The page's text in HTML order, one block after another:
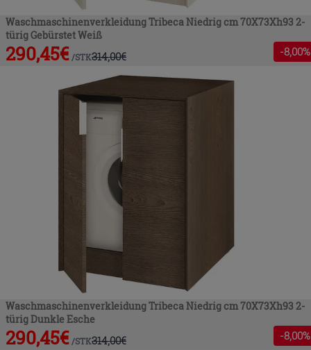
Waschmaschinenverkleidung Tribeca Niedrig cm 70X73Xh93 2-
türig Gebürstet Weiß
290,45€ /STK314,00€ -8,00%
Waschmaschinenverkleidung Tribeca Niedrig cm 70X73Xh93 2-
türig Dunkle Esche
290,45€ /STK314,00€ -8,00%